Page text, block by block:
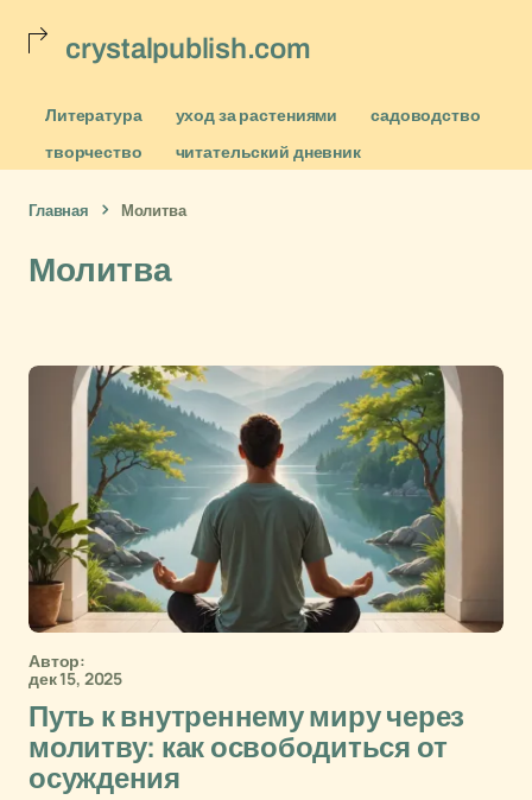
crystalpublish.com
Литература уход за растениями
садоводство
творчество
читательский дневник
Главная Молитва
Молитва
Автор:
дек 15, 2025
Путь к внутреннему миру через
молитву: как освободиться от
осуждения